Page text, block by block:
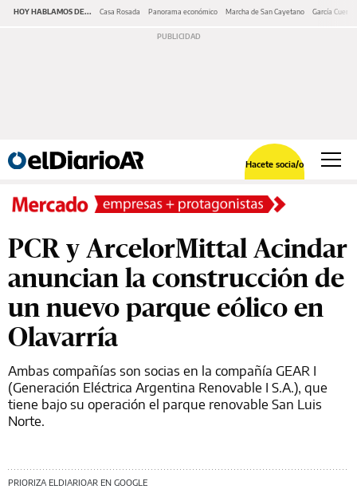
HOY HABLAMOS DE... Casa Rosada Panorama económico Marcha de San Cayetano García Cuerva
Hacete socia/o
PCR y ArcelorMittal Acindar
anuncian la construcción de
un nuevo parque eólico en
Olavarría
Ambas compañías son socias en la compañía GEAR I
(Generación Eléctrica Argentina Renovable I S.A.), que
tiene bajo su operación el parque renovable San Luis
Norte.
PRIORIZA ELDIARIOAR EN GOOGLE